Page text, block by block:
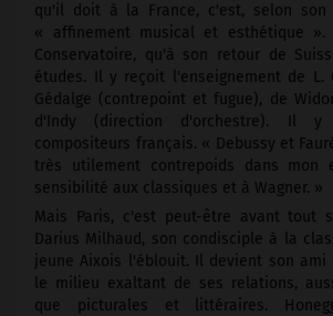
qu'il doit à la France, c'est, selon son
« affinement musical et esthétique ».
Conservatoire, qu'à son retour de
études. Il y reçoit l'enseignement de L.
Gédalge (contrepoint et fugue), de
d'Indy (direction d'orchestre). Il y
compositeurs français. « Debussy et
très utilement contrepoids dans mon
sensibilité aux classiques et à Wagner. »
Mais Paris, c'est peut-être avant tout
Darius Milhaud, son condisciple à la
jeune Aixois l'éblouit. Il devient son
le milieu exaltant de ses relations,
que picturales et littéraires.